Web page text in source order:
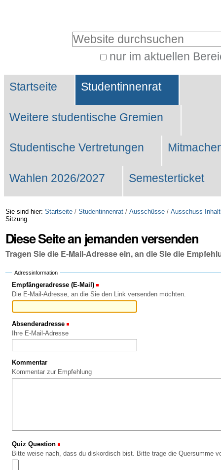
Website durchsuchen
nur im aktuellen
Suche…
Sektionen
Startseite Studentinnenrat
Weitere studentische Gremien
Studentische Vertretungen
Wahlen 2026/2027 Semesterticket
Sie sind hier: Startseite / Studentinnenrat / Ausschüsse / Ausschuss
Sitzung
Diese Seite an jemanden versenden
Tragen Sie die E-Mail-Adresse ein, an die Sie die
Adressinformation
Empfängeradresse (E-Mail)
Die E-Mail-Adresse, an die Sie den Link versenden möchten.
Absenderadresse
Ihre E-Mail-Adresse
Kommentar
Kommentar zur Empfehlung
Quiz Question
Bitte weise nach, dass du diskordisch bist. Bitte trage die Quersumme